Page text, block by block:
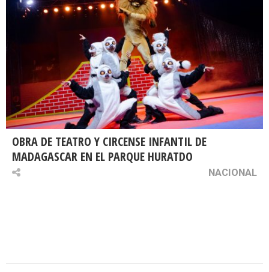
OBRA DE TEATRO Y CIRCENSE INFANTIL DE
MADAGASCAR EN EL PARQUE HURATDO
NACIONAL